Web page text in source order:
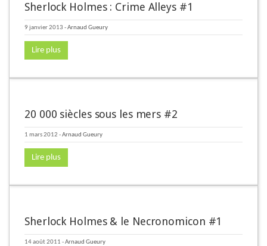
Sherlock Holmes : Crime Alleys #1
9 janvier 2013 -Arnaud Gueury
Lire plus
20 000 siècles sous les mers #2
1 mars 2012 -Arnaud Gueury
Lire plus
Sherlock Holmes & le Necronomicon #1
14 août 2011 -Arnaud Gueury